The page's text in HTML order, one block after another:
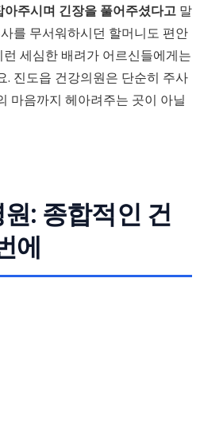
주시며 긴장을 풀어주셨다고 말
를 무서워하시던 할머니도 편안
세심한 배려가 어르신들에게는
. 진도읍 건강의원은 단순히 주사
마음까지 헤아려주는 곳이 아닐
: 종합적인 건
에